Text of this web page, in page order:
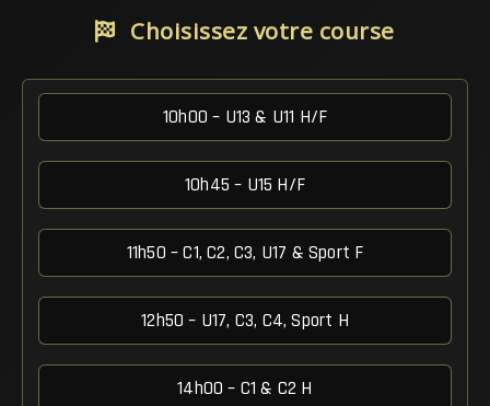
Choisissez votre course
10h00 – U13 & U11 H/F
10h45 – U15 H/F
11h50 – C1, C2, C3, U17 & Sport F
12h50 – U17, C3, C4, Sport H
14h00 – C1 & C2 H